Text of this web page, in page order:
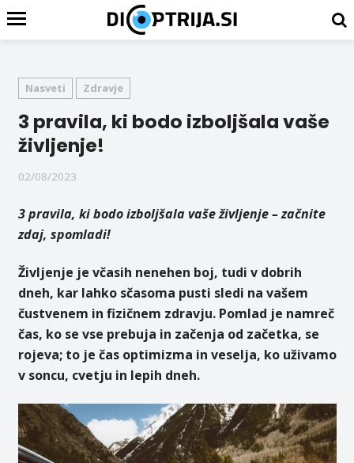
Nasveti Zdravje
3 pravila, ki bodo izboljšala vaše
življenje!
02/08/2023
3 pravila, ki bodo izboljšala vaše življenje – začnite
zdaj, spomladi!
Življenje je včasih nenehen boj, tudi v dobrih
dneh, kar lahko sčasoma pusti sledi na vašem
čustvenem in fizičnem zdravju. Pomlad je namreč
čas, ko se vse prebuja in začenja od začetka, se
rojeva; to je čas optimizma in veselja, ko uživamo
v soncu, cvetju in lepih dneh.